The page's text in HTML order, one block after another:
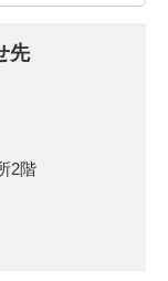
先
2階